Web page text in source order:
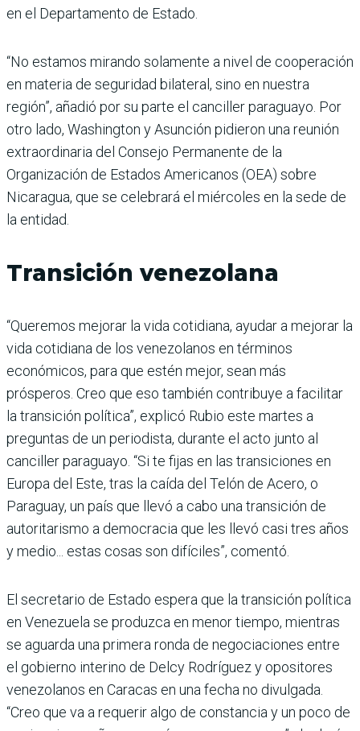
en el Departamento de Estado.
“No estamos mirando solamente a nivel de cooperación
en materia de seguridad bilateral, sino en nuestra
región”, añadió por su parte el canciller paraguayo. Por
otro lado, Washington y Asunción pidieron una reunión
extraordinaria del Consejo Permanente de la
Organización de Estados Americanos (OEA) sobre
Nicaragua, que se celebrará el miércoles en la sede de
la entidad.
Transición venezolana
“Queremos mejorar la vida cotidiana, ayudar a mejorar la
vida cotidiana de los venezolanos en términos
económicos, para que estén mejor, sean más
prósperos. Creo que eso también contribuye a facilitar
la transición política”, explicó Rubio este martes a
preguntas de un periodista, durante el acto junto al
canciller paraguayo. “Si te fijas en las transiciones en
Europa del Este, tras la caída del Telón de Acero, o
Paraguay, un país que llevó a cabo una transición de
autoritarismo a democracia que les llevó casi tres años
y medio... estas cosas son difíciles”, comentó.
El secretario de Estado espera que la transición política
en Venezuela se produzca en menor tiempo, mientras
se aguarda una primera ronda de negociaciones entre
el gobierno interino de Delcy Rodríguez y opositores
venezolanos en Caracas en una fecha no divulgada.
“Creo que va a requerir algo de constancia y un poco de